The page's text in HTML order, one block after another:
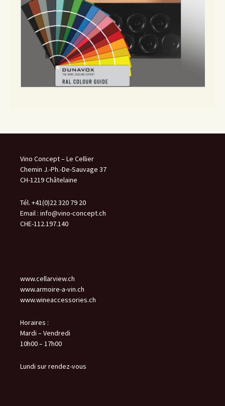
Vino Concept – Le Cellier
Chemin J.-Ph.-De-Sauvage 37
CH-1219 Châtelaine
Tél. +41(0)22 320 79 20
Email : info@vino-concept.ch
CHE-112.197.140
www.cellarview.ch
www.armoire-a-vin.ch
www.wineaccessories.ch
Horaires :
Mardi – Vendredi
10h00 – 17h00
Lundi sur rendez-vous